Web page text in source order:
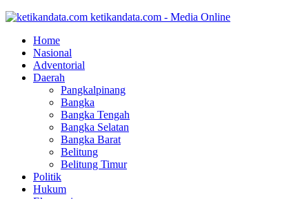
ketikandata.com - Media Online
Home
Nasional
Adventorial
Daerah
Pangkalpinang
Bangka
Bangka Tengah
Bangka Selatan
Bangka Barat
Belitung
Belitung Timur
Politik
Hukum